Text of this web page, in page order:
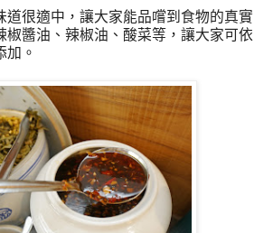
道很適中，讓大家能品嚐到食物的真實
椒醬油、辣椒油、酸菜等，讓大家可依
加。